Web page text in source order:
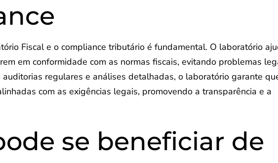
Fiscal e o compliance tributário é fundamental. O laboratório
em conformidade com as normas fiscais, evitando problemas
regulares e análises detalhadas, o laboratório garante
com as exigências legais, promovendo a transparência e a
se beneficiar de